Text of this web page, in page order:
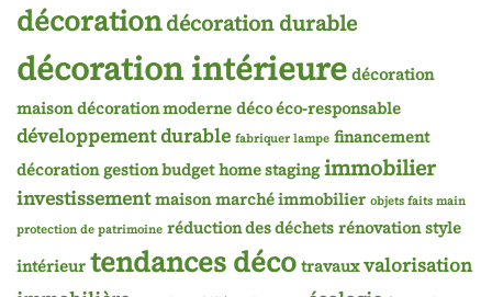
décorationdécoration durable
décoration intérieure décoration
maison décoration moderne déco éco-responsable
développement durable fabriquer lampe financement
décoration gestion budget home staging immobilier
investissement maison marché immobilier objets faits main
protection de patrimoine réduction des déchets rénovation style
intérieur tendances déco travaux valorisation